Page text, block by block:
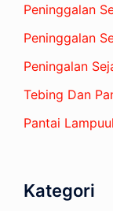
Peninggalan
Peninggalan
Peningalan
Tebing Dan
Pantai
Kategori